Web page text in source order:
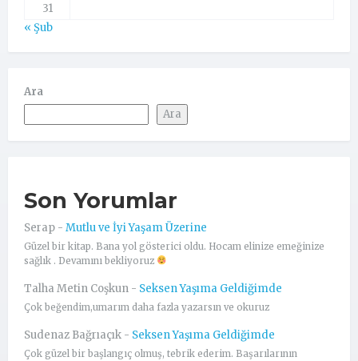
31
« Şub
Ara
Ara
Son Yorumlar
Serap - Mutlu ve İyi Yaşam Üzerine
Güzel bir kitap. Bana yol gösterici oldu. Hocam elinize emeğinize
sağlık . Devamını bekliyoruz
Talha Metin Coşkun - Seksen Yaşıma Geldiğimde
Çok beğendim,umarım daha fazla yazarsın ve okuruz
Sudenaz Bağrıaçık - Seksen Yaşıma Geldiğimde
Çok güzel bir başlangıç olmuş, tebrik ederim. Başarılarının